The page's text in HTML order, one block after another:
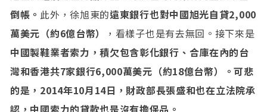
倒帳。 此外，徐旭東的遠東銀行也對中國旭光自貸2,000
萬美元（約6億台幣）
，看樣子也是有去無回。接下來是
中國製鞋業者索力，積欠包含彰化銀行、合庫在內的台
灣和香港共7家銀行6,000萬美元（約18億台幣）。可悲
的是，2014年10月14日，財政部長張盛和也在立法院承
認，中國索力的貸款也是沒有擔保品。